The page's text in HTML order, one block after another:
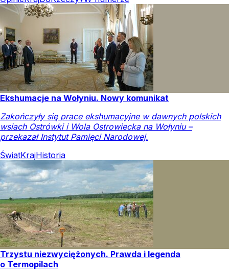
Ekshumacje na Wołyniu. Nowy komunikat
Zakończyły się prace ekshumacyjne w dawnych polskich
wsiach Ostrówki i Wola Ostrowiecka na Wołyniu –
przekazał Instytut Pamięci Narodowej.
ŚwiatKrajHistoria
Trzystu niezwyciężonych. Prawda i legenda
o Termopilach